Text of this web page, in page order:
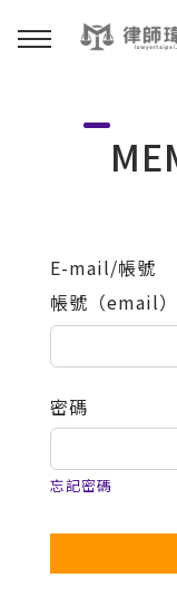
免費影音資源
Podcast
E-mail/帳號
帳號（email）
密碼
忘記密碼